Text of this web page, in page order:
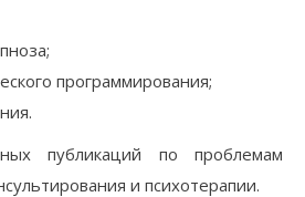
программирования;
публикаций по проблемам
и психотерапии.